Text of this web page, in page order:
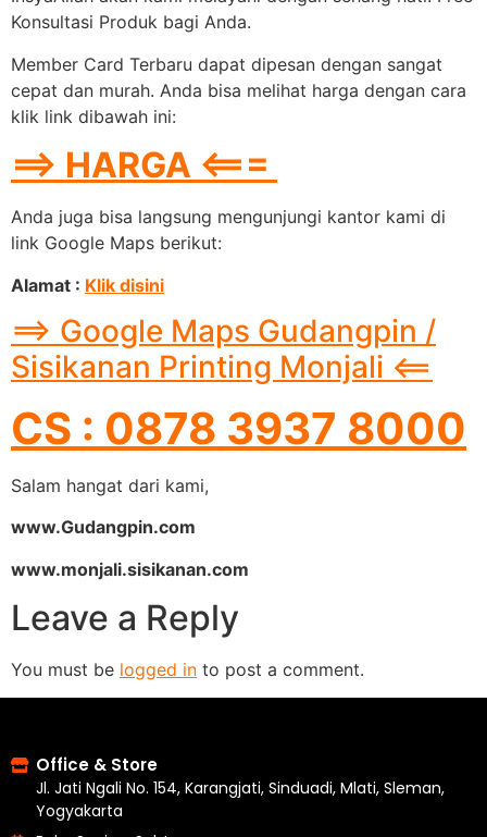
Konsultasi Produk bagi Anda.
Member Card Terbaru dapat dipesan dengan sangat
cepat dan murah. Anda bisa melihat harga dengan cara
klik link dibawah ini:
==> HARGA <===
Anda juga bisa langsung mengunjungi kantor kami di
link Google Maps berikut:
Alamat : Klik disini
==> Google Maps Gudangpin /
Sisikanan Printing Monjali <==
CS : 0878 3937 8000
Salam hangat dari kami,
www.Gudangpin.com
www.monjali.sisikanan.com
Leave a Reply
You must be logged in to post a comment.
Office & Store
Jl. Jati Ngali No. 154, Karangjati, Sinduadi, Mlati, Sleman,
Yogyakarta